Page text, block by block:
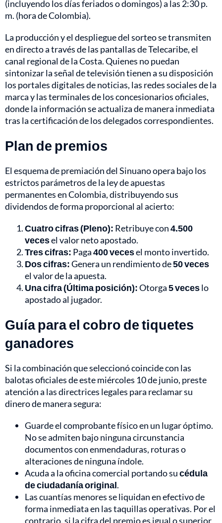
(incluyendo los días feriados o domingos) a las 2:30 p.
m. (hora de Colombia).
La producción y el despliegue del sorteo se transmiten
en directo a través de las pantallas de Telecaribe, el
canal regional de la Costa. Quienes no puedan
sintonizar la señal de televisión tienen a su disposición
los portales digitales de noticias, las redes sociales de la
marca y las terminales de los concesionarios oficiales,
donde la información se actualiza de manera inmediata
tras la certificación de los delegados correspondientes.
Plan de premios
El esquema de premiación del Sinuano opera bajo los
estrictos parámetros de la ley de apuestas
permanentes en Colombia, distribuyendo sus
dividendos de forma proporcional al acierto:
Cuatro cifras (Pleno): Retribuye con4.500
vecesel valor neto apostado.
Tres cifras: Paga400 vecesel monto invertido.
Dos cifras:Genera un rendimiento de50 veces
el valor de la apuesta.
Una cifra (Última posición):Otorga5 veceslo
apostado al jugador.
Guía para el cobro de tiquetes
ganadores
Si la combinación que seleccionó coincide con las
balotas oficiales de este miércoles 10 de junio, preste
atención a las directrices legales para reclamar su
dinero de manera segura:
Guarde el comprobante físico en un lugar óptimo.
No se admiten bajo ninguna circunstancia
documentos con enmendaduras, roturas o
alteraciones de ninguna índole.
Acuda a la oficina comercial portando sucédula
de ciudadanía original.
Las cuantías menores se liquidan en efectivo de
forma inmediata en las taquillas operativas. Por el
contrario, si la cifra del premio es igual o superior